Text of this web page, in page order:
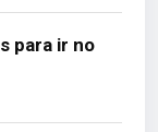
para ir no